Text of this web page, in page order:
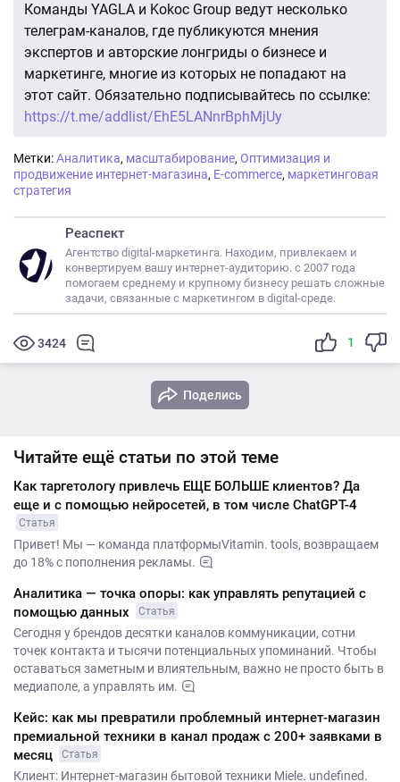
Команды YAGLA и Kokoc Group ведут несколько
телеграм-каналов, где публикуются мнения
экспертов и авторские лонгриды о бизнесе и
маркетинге, многие из которых не попадают на
этот сайт. Обязательно подписывайтесь по ссылке:
https://t.me/addlist/EhE5LANnrBphMjUy
Метки:Аналитика, масштабирование, Оптимизация и
продвижение интернет-магазина, E-commerce, маркетинговая
стратегия
Реаспект
Агентство digital-маркетинга. Находим, привлекаем и
конвертируем вашу интернет-аудиторию. с 2007 года
помогаем среднему и крупному бизнесу решать сложные
задачи, связанные с маркетингом в digital-среде.
3424 1
Поделись
Читайте ещё статьи по этой теме
Как таргетологу привлечь ЕЩЕ БОЛЬШЕ клиентов? Да
еще и с помощью нейросетей, в том числе ChatGPT-4
Статья
Привет! Мы — команда платформыVitamin. tools, возвращаем
до 18% с пополнения рекламы.
Аналитика — точка опоры: как управлять репутацией с
помощью данных
Статья
Сегодня у брендов десятки каналов коммуникации, сотни
точек контакта и тысячи потенциальных упоминаний. Чтобы
оставаться заметным и влиятельным, важно не просто быть в
медиаполе, а управлять им.
Кейс: как мы превратили проблемный интернет-магазин
премиальной техники в канал продаж с 200+ заявками в
месяц
Статья
Клиент: Интернет-магазин бытовой техники Miele. undefined.